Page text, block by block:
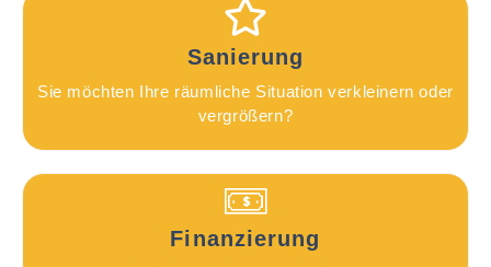
Sanierung
Sie möchten Ihre räumliche Situation verkleinern oder
vergrößern?
Finanzierung